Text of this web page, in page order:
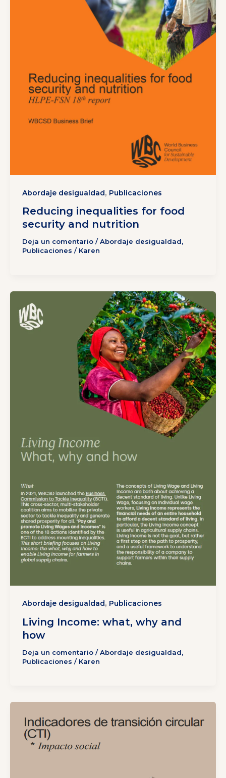
Abordaje desigualdad, Publicaciones
Reducing inequalities for food
security and nutrition
Deja un comentario /Abordaje desigualdad,
Publicaciones / Karen
Abordaje desigualdad, Publicaciones
Living Income: what, why and
how
Deja un comentario /Abordaje desigualdad,
Publicaciones / Karen